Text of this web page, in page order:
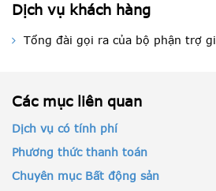
Dịch vụ khách hàng
Tổng đài gọi ra của bộ phận trợ
Các mục liên quan
Dịch vụ có tính phí
Phương thức thanh toán
Chuyên mục Bất động sản